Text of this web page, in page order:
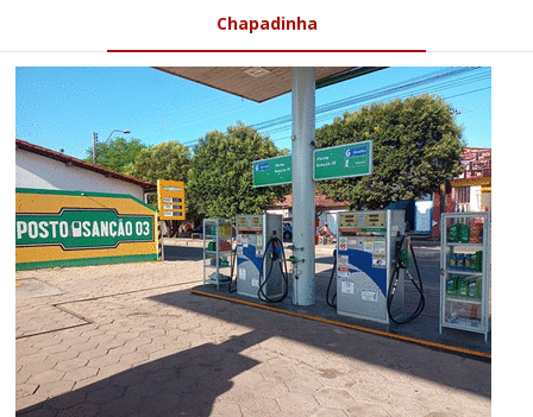
Chapadinha